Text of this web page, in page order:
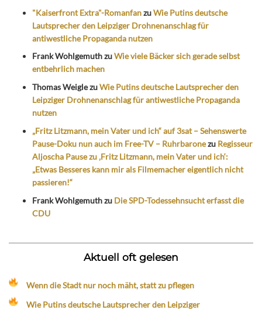
"Kaiserfront Extra"-RomanfanzuWie Putins deutsche
Lautsprecher den Leipziger Drohnenanschlag für
antiwestliche Propaganda nutzen
Frank WohlgemuthzuWie viele Bäcker sich gerade selbst
entbehrlich machen
Thomas WeiglezuWie Putins deutsche Lautsprecher den
Leipziger Drohnenanschlag für antiwestliche Propaganda
nutzen
„Fritz Litzmann, mein Vater und ich“ auf 3sat – Sehenswerte
Pause-Doku nun auch im Free-TV – Ruhrbaronezu Regisseur
Aljoscha Pause zu ‚Fritz Litzmann, mein Vater und ich‘:
„Etwas Besseres kann mir als Filmemacher eigentlich nicht
passieren!“
Frank Wohlgemuthzu Die SPD-Todessehnsucht erfasst die
CDU
Aktuell oft gelesen
Wenn die Stadt nur noch mäht, statt zu pflegen
Wie Putins deutsche Lautsprecher den Leipziger